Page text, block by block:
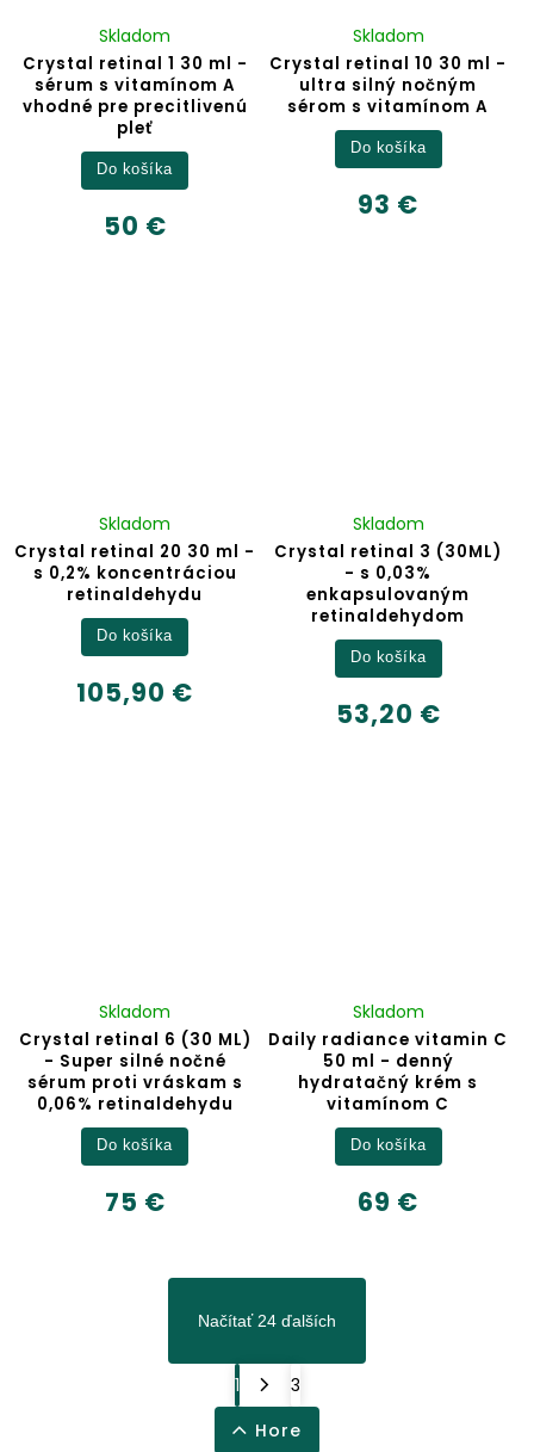
Crystal retinal 1 30 ml -
sérum s vitamínom A
vhodné pre precitlivenú
pleť
Skladom
50 €
Do košíka
Crystal retinal 10 30 ml -
ultra silný nočným
sérom s vitamínom A
Skladom
93 €
Do košíka
Crystal retinal 20 30 ml -
s 0,2% koncentráciou
retinaldehydu
Skladom
105,90 €
Do košíka
Crystal retinal 3 (30ML)
- s 0,03%
enkapsulovaným
retinaldehydom
Skladom
53,20 €
Do košíka
Crystal retinal 6 (30 ML)
- Super silné nočné
sérum proti vráskam s
0,06% retinaldehydu
Skladom
75 €
Do košíka
Daily radiance vitamin C
50 ml - denný
hydratačný krém s
vitamínom C
Skladom
69 €
Do košíka
Načítať 24 ďalších
1
3
Hore